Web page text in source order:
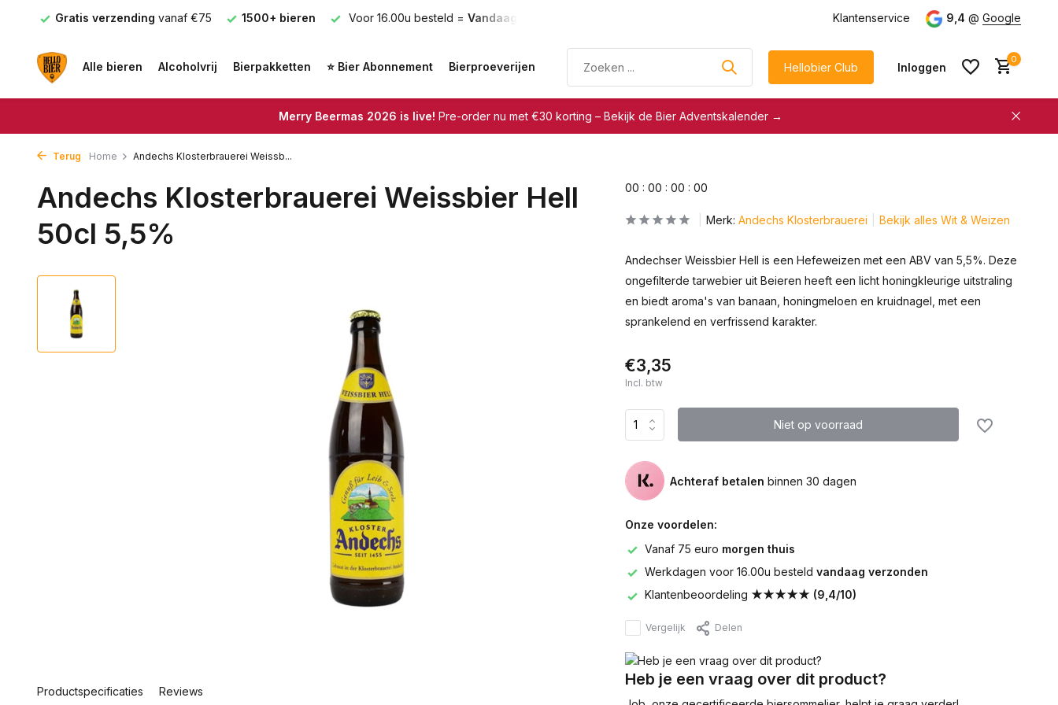
Gratis verzending vanaf €75 1500+ bieren Voor 16.00u besteld = Vandaag verzonden Klantenservice 9,4 @ Google
Alle bieren Alcoholvrij Bierpakketten ⭐ Bier Abonnement Bierproeverijen Hellobier Club Inloggen
Account aanmaken &
spaar automatisch voor
spaar automatisch voor
0
Merry Beermas 2026 is live! Pre-order nu met €30 korting – Bekijk de Bier Adventskalender →
Terug Home Andechs Klosterbrauerei Weissb...
Andechs Klosterbrauerei Weissbier Hell
50cl 5,5%
Productspecificaties Reviews
00 : 00 : 00 : 00
Merk: Andechs Klosterbrauerei Bekijk alles Wit & Weizen
Andechser Weissbier Hell is een Hefeweizen met een ABV van 5,5%. Deze
ongefilterde tarwebier uit Beieren heeft een licht honingkleurige uitstraling
en biedt aroma's van banaan, honingmeloen en kruidnagel, met een
sprankelend en verfrissend karakter.
€3,35
Incl. btw
Niet op voorraad
Achteraf betalen binnen 30 dagen
Onze voordelen:
Vanaf 75 euro morgen thuis
Werkdagen voor 16.00u besteld vandaag verzonden
Klantenbeoordeling ★★★★★ (9,4/10)
Vergelijk Delen
Heb je een vraag over dit product?